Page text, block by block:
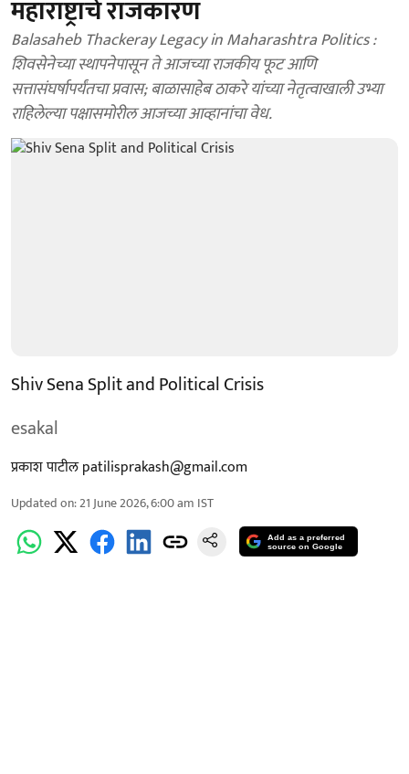
महाराष्ट्राचे राजकारण
Balasaheb Thackeray Legacy in Maharashtra Politics :
शिवसेनेच्या स्थापनेपासून ते आजच्या राजकीय फूट आणि
सत्तासंघर्षापर्यंतचा प्रवास; बाळासाहेब ठाकरे यांच्या नेतृत्वाखाली उभ्या
राहिलेल्या पक्षासमोरील आजच्या आव्हानांचा वेध.
Shiv Sena Split and Political Crisis
esakal
प्रकाश पाटील patilisprakash@gmail.com
Updated on:21 June 2026, 6:00 am IST
Add as a preferred
source on Google